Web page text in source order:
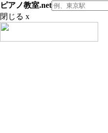
ピアノ教室.net
閉じる x